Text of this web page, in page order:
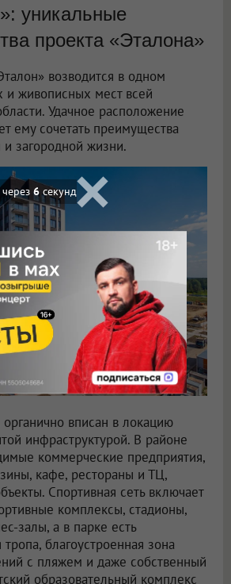
уникальные
проекта «Эталона»
возводится в одном
живописных мест всей
Удачное расположение
ему сочетать преимущества
загородной жизни.
вписан в локацию
инфраструктурой. В районе
коммерческие предприятия,
кафе, рестораны и ТЦ,
Спортивная сеть включает
комплексы, стадионы,
залы, а в парке есть
благоустроенная зона
с пляжем и даже собственный
образовательный комплекс
4 секунд